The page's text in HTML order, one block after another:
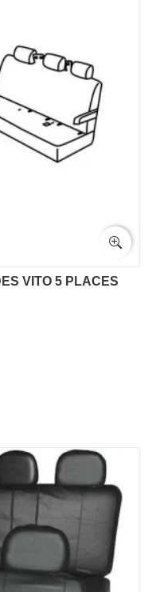
VITO 5 PLACES